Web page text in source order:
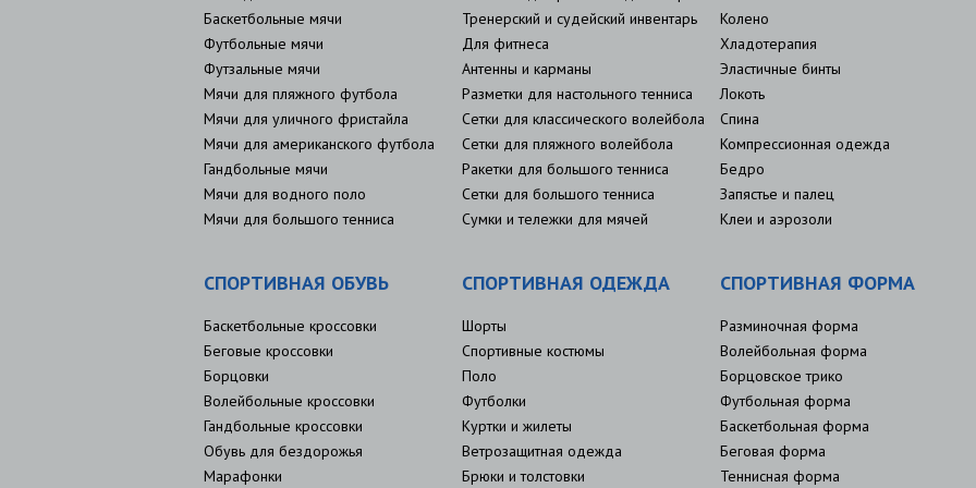
Баскетбольные мячи
Футбольные мячи
Футзальные мячи
Мячи для пляжного футбола
Мячи для уличного фристайла
Мячи для американского футбола
Гандбольные мячи
Мячи для водного поло
Мячи для большого тенниса
Тренерский и судейский инвентарь
Для фитнеса
Антенны и карманы
Разметки для настольного тенниса
Сетки для классического волейбола
Сетки для пляжного волейбола
Ракетки для большого тенниса
Сетки для большого тенниса
Сумки и тележки для мячей
Колено
Хладотерапия
Эластичные бинты
Локоть
Спина
Компрессионная одежда
Бедро
Запястье и палец
Клеи и аэрозоли
СПОРТИВНАЯ ОБУВЬ
Баскетбольные кроссовки
Беговые кроссовки
Борцовки
Волейбольные кроссовки
Гандбольные кроссовки
Обувь для бездорожья
Марафонки
СПОРТИВНАЯ ОДЕЖДА
Шорты
Спортивные костюмы
Поло
Футболки
Куртки и жилеты
Ветрозащитная одежда
Брюки и толстовки
СПОРТИВНАЯ ФОРМА
Разминочная форма
Волейбольная форма
Борцовское трико
Футбольная форма
Баскетбольная форма
Беговая форма
Теннисная форма